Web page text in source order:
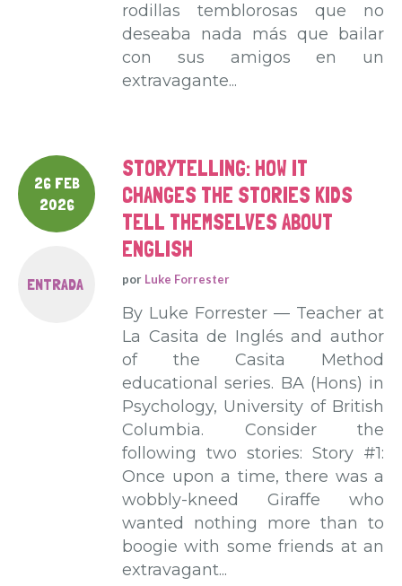
rodillas temblorosas que no
deseaba nada más que bailar
con sus amigos en un
extravagante...
26 FEB
2026
ENTRADA
STORYTELLING: HOW IT
CHANGES THE STORIES KIDS
TELL THEMSELVES ABOUT
ENGLISH
por Luke Forrester
By Luke Forrester — Teacher at
La Casita de Inglés and author
of the Casita Method
educational series. BA (Hons) in
Psychology, University of British
Columbia. Consider the
following two stories: Story #1:
Once upon a time, there was a
wobbly-kneed Giraffe who
wanted nothing more than to
boogie with some friends at an
extravagant...